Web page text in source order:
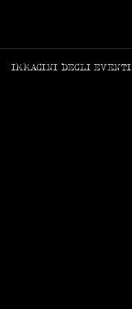
IMMAGINI DEGLI EVENTI